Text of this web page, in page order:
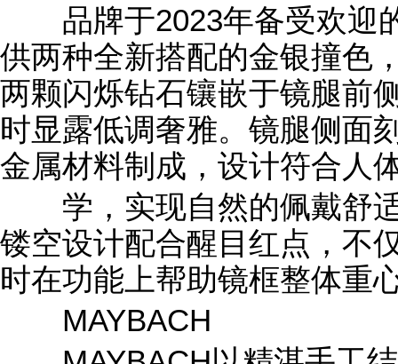
品牌于2023年备受欢迎
供两种全新搭配的金银撞色
两颗闪烁钻石镶嵌于镜腿前
时显露低调奢雅。镜腿侧面
金属材料制成，设计符合人
学，实现自然的佩戴舒适
镂空设计配合醒目红点，不
时在功能上帮助镜框整体重
MAYBACH